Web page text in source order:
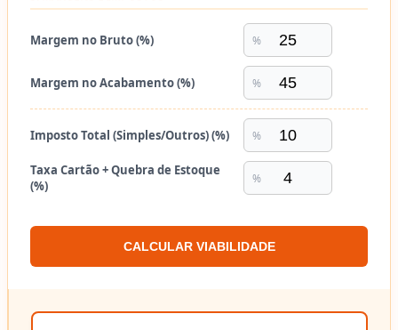
Margem no Bruto (%) %
Margem no Acabamento (%) %
Imposto Total (Simples/Outros) (%) %
Taxa Cartão + Quebra de Estoque
(%)
%
CALCULAR VIABILIDADE